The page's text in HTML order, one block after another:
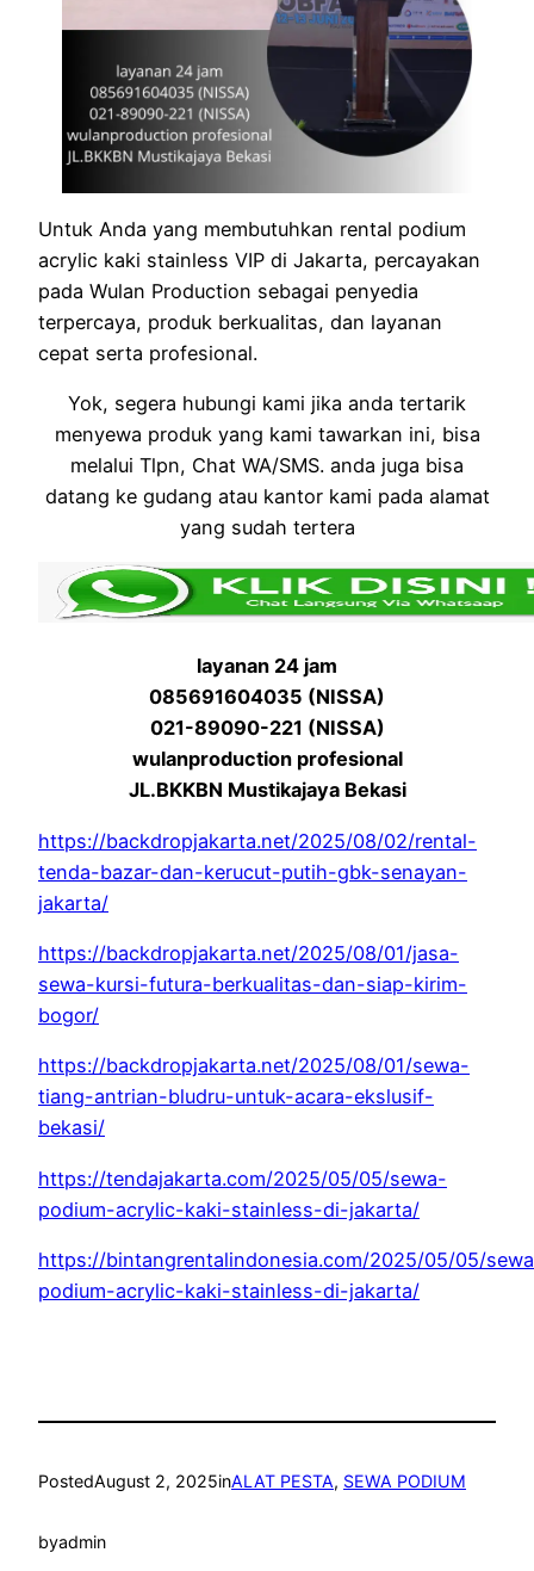
Untuk Anda yang membutuhkan rental podium
acrylic kaki stainless VIP di Jakarta, percayakan
pada Wulan Production sebagai penyedia
terpercaya, produk berkualitas, dan layanan
cepat serta profesional.
Yok, segera hubungi kami jika anda tertarik
menyewa produk yang kami tawarkan ini, bisa
melalui Tlpn, Chat WA/SMS. anda juga bisa
datang ke gudang atau kantor kami pada alamat
yang sudah tertera
layanan 24 jam
085691604035 (NISSA)
021-89090-221 (NISSA)
wulanproduction profesional
JL.BKKBN Mustikajaya Bekasi
https://backdropjakarta.net/2025/08/02/rental-
tenda-bazar-dan-kerucut-putih-gbk-senayan-
jakarta/
https://backdropjakarta.net/2025/08/01/jasa-
sewa-kursi-futura-berkualitas-dan-siap-kirim-
bogor/
https://backdropjakarta.net/2025/08/01/sewa-
tiang-antrian-bludru-untuk-acara-ekslusif-
bekasi/
https://tendajakarta.com/2025/05/05/sewa-
podium-acrylic-kaki-stainless-di-jakarta/
https://bintangrentalindonesia.com/2025/05/05/
podium-acrylic-kaki-stainless-di-jakarta/
PostedAugust 2, 2025inALAT PESTA, SEWA PODIUM
byadmin